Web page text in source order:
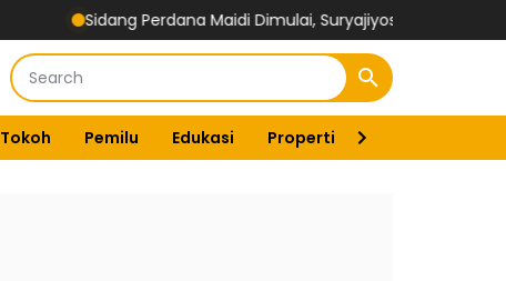
Sidang Perdana Maidi Dimulai, Suryajiyoso Ingatkan Publik
Tokoh Pemilu Edukasi Properti